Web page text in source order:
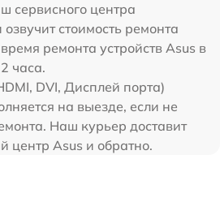
сервисного центра
стоимость ремонта
ремонта устройств Asus в
часа.
DVI, Дисплей порта)
на выезде, если не
Наш курьер доставит
центр Asus и обратно.